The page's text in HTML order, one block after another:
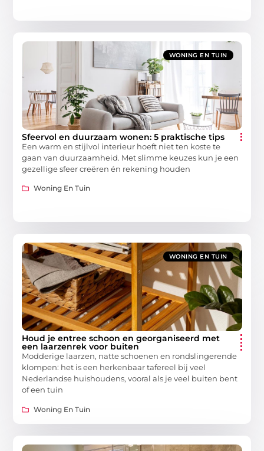
WONING EN TUIN
Sfeervol en duurzaam wonen: 5 praktische tips
Een warm en stijlvol interieur hoeft niet ten koste te
gaan van duurzaamheid. Met slimme keuzes kun je een
gezellige sfeer creëren én rekening houden
Woning En Tuin
WONING EN TUIN
Houd je entree schoon en georganiseerd met
een laarzenrek voor buiten
Modderige laarzen, natte schoenen en rondslingerende
klompen: het is een herkenbaar tafereel bij veel
Nederlandse huishoudens, vooral als je veel buiten bent
of een tuin
Woning En Tuin